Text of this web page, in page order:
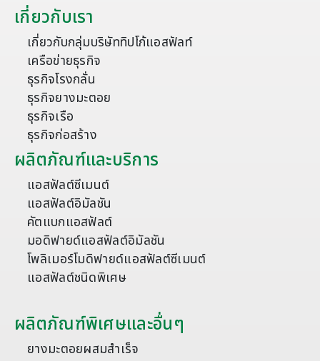
เกี่ยวกับเรา
เกี่ยวกับกลุ่มบริษัททิปโก้แอสฟัลท์
เครือข่ายธุรกิจ
ธุรกิจโรงกลั่น
ธุรกิจยางมะตอย
ธุรกิจเรือ
ธุรกิจก่อสร้าง
ผลิตภัณฑ์และบริการ
แอสฟัลต์ซีเมนต์
แอสฟัลต์อิมัลชัน
คัตแบกแอสฟัลต์
มอดิฟายด์แอสฟัลต์อิมัลชัน
โพลิเมอร์โมดิฟายด์แอสฟัลต์ซีเมนต์
แอสฟัลต์ชนิดพิเศษ
ผลิตภัณฑ์พิเศษและอื่นๆ
ยางมะตอยผสมสำเร็จ